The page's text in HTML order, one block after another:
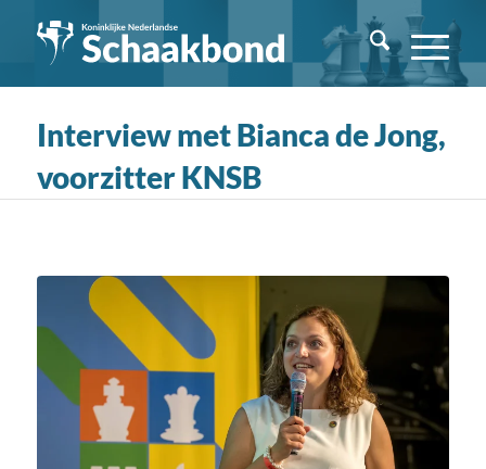
Interview met Bianca de Jong,
voorzitter KNSB